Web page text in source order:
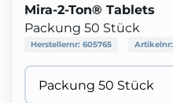
Mira-2-Ton® Tablets
Packung 50 Stück
Herstellernr: 605765 Artikelnr: